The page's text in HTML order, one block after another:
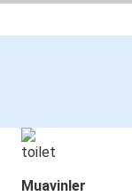
Muavinler